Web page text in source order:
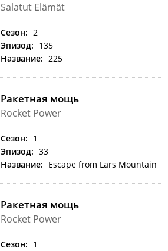
Salatut Elämät
Сезон: 2
Эпизод: 135
Название: 225
Ракетная мощь
Rocket Power
Сезон: 1
Эпизод: 33
Название: Escape from Lars Mountain
Ракетная мощь
Rocket Power
Сезон: 1